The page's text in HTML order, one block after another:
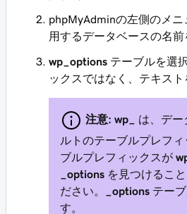
phpMyAdminの左側のメニ
用するデータベースの名前
wp_options テーブルを選
ックスではなく、テキスト
注意: wp_
は、デー
ルトのテーブルプレフ
ブルプレフィックスが
_options を見つけるこ
ださい。
_options テー
す。